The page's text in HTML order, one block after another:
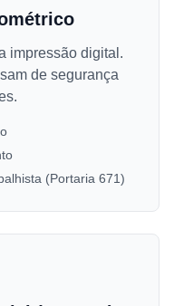
impressão digital.
de segurança
(Portaria 671)